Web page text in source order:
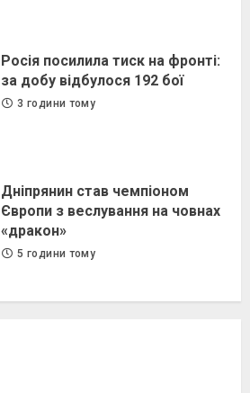
Росія посилила тиск на фронті:
за добу відбулося 192 бої
3 години тому
Дніпрянин став чемпіоном
Європи з веслування на човнах
«дракон»
5 години тому